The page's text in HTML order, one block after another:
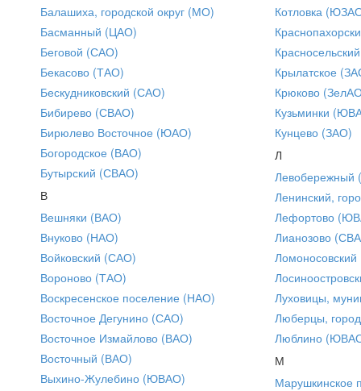
Балашиха, городской округ (МО)
Басманный (ЦАО)
Беговой (САО)
Бекасово (ТАО)
Бескудниковский (САО)
Бибирево (СВАО)
Бирюлево Восточное (ЮАО)
Богородское (ВАО)
Бутырский (СВАО)
В
Вешняки (ВАО)
Внуково (НАО)
Войковский (САО)
Вороново (ТАО)
Воскресенское поселение (НАО)
Восточное Дегунино (САО)
Восточное Измайлово (ВАО)
Восточный (ВАО)
Выхино-Жулебино (ЮВАО)
Котловка
Крылатское
Крюково
Кузьминки
Кунцево (ЗАО)
Л
Ленинский,
Лефортово
Лианозово
Луховицы,
Люберцы,
Люблино
М
Марушкинское